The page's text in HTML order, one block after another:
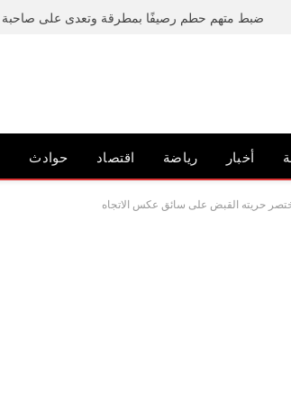
أخبار رياضة اقتصاد حوادث
حريته القبض على سائق عكس الاتجاه